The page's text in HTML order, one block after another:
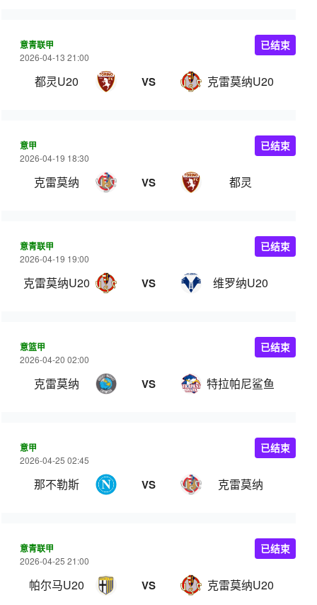
意青联甲
2026-04-13 21:00
都灵U20 VS 克雷莫纳U20
已结束
意甲
2026-04-19 18:30
克雷莫纳 VS 都灵
已结束
意青联甲
2026-04-19 19:00
克雷莫纳U20 VS 维罗纳U20
已结束
意篮甲
2026-04-20 02:00
克雷莫纳 VS 特拉帕尼鲨鱼
已结束
意甲
2026-04-25 02:45
那不勒斯 VS 克雷莫纳
已结束
意青联甲
2026-04-25 21:00
帕尔马U20 VS 克雷莫纳U20
已结束